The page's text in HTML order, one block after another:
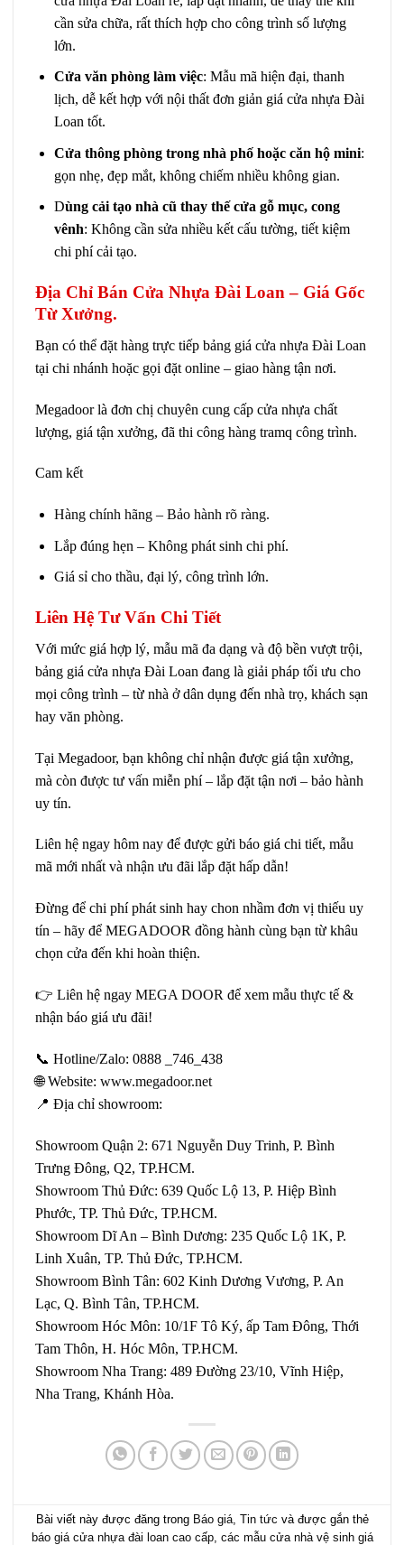
cần sửa chữa, rất thích hợp cho công trình số lượng
lớn.
Cửa văn phòng làm việc: Mẫu mã hiện đại, thanh
lịch, dễ kết hợp với nội thất đơn giản giá cửa nhựa Đài
Loan tốt.
Cửa thông phòng trong nhà phố hoặc căn hộ mini:
gọn nhẹ, đẹp mắt, không chiếm nhiều không gian.
Dùng cải tạo nhà cũ thay thế cửa gỗ mục, cong
vênh: Không cần sửa nhiều kết cấu tường, tiết kiệm
chi phí cải tạo.
Địa Chỉ Bán Cửa Nhựa Đài Loan – Giá Gốc
Từ Xưởng.
Bạn có thể đặt hàng trực tiếp bảng giá cửa nhựa Đài Loan
tại chi nhánh hoặc gọi đặt online – giao hàng tận nơi.
Megadoor là đơn chị chuyên cung cấp cửa nhựa chất
lượng, giá tận xưởng, đã thi công hàng tramq công trình.
Cam kết
Hàng chính hãng – Bảo hành rõ ràng.
Lắp đúng hẹn – Không phát sinh chi phí.
Giá sỉ cho thầu, đại lý, công trình lớn.
Liên Hệ Tư Vấn Chi Tiết
Với mức giá hợp lý, mẫu mã đa dạng và độ bền vượt trội,
bảng giá cửa nhựa Đài Loan đang là giải pháp tối ưu cho
mọi công trình – từ nhà ở dân dụng đến nhà trọ, khách sạn
hay văn phòng.
Tại Megadoor, bạn không chỉ nhận được giá tận xưởng,
mà còn được tư vấn miễn phí – lắp đặt tận nơi – bảo hành
uy tín.
Liên hệ ngay hôm nay để được gửi báo giá chi tiết, mẫu
mã mới nhất và nhận ưu đãi lắp đặt hấp dẫn!
Đừng để chi phí phát sinh hay chon nhầm đơn vị thiếu uy
tín – hãy để MEGADOOR đồng hành cùng bạn từ khâu
chọn cửa đến khi hoàn thiện.
👉 Liên hệ ngay MEGA DOOR để xem mẫu thực tế &
nhận báo giá ưu đãi!
📞 Hotline/Zalo: 0888 _746_438
🌐 Website: www.megadoor.net
📍 Địa chỉ showroom:
Showroom Quận 2: 671 Nguyễn Duy Trinh, P. Bình
Trưng Đông, Q2, TP.HCM.
Showroom Thủ Đức: 639 Quốc Lộ 13, P. Hiệp Bình
Phước, TP. Thủ Đức, TP.HCM.
Showroom Dĩ An – Bình Dương: 235 Quốc Lộ 1K, P.
Linh Xuân, TP. Thủ Đức, TP.HCM.
Showroom Bình Tân: 602 Kinh Dương Vương, P. An
Lạc, Q. Bình Tân, TP.HCM.
Showroom Hóc Môn: 10/1F Tô Ký, ấp Tam Đông, Thới
Tam Thôn, H. Hóc Môn, TP.HCM.
Showroom Nha Trang: 489 Đường 23/10, Vĩnh Hiệp,
Nha Trang, Khánh Hòa.
Bài viết này được đăng trong Báo giá, Tin tức và được gắn thẻ
báo giá cửa nhựa đài loan cao cấp, các mẫu cửa nhà vệ sinh giá